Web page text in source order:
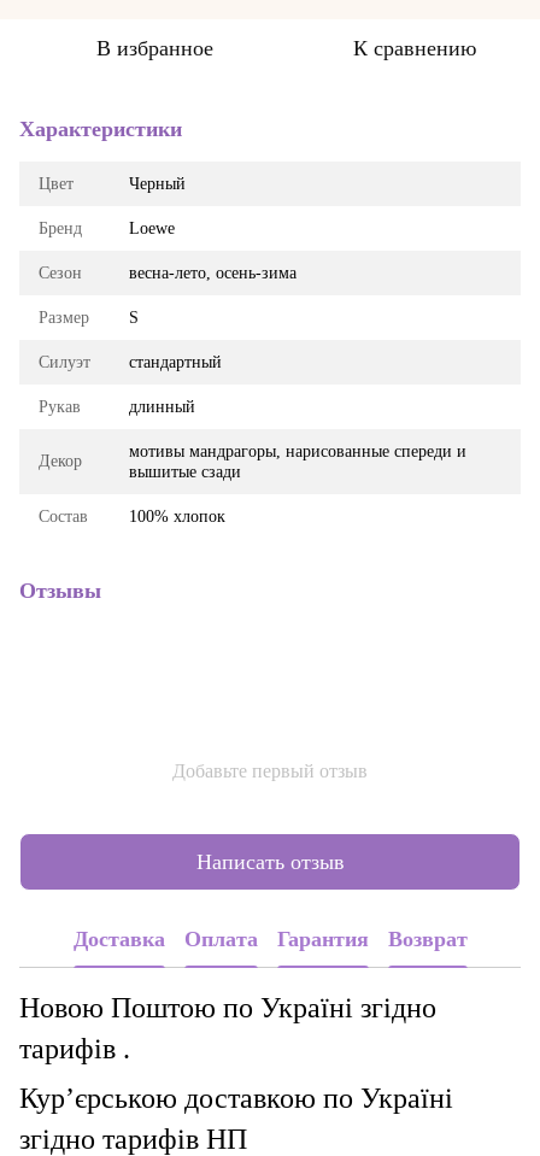
В избранное К сравнению
Характеристики
Цвет Черный
Бренд Loewe
Сезон весна-лето, осень-зима
Размер S
Силуэт стандартный
Рукав длинный
Декор
мотивы мандрагоры, нарисованные спереди и
вышитые сзади
Состав 100% хлопок
Отзывы
Добавьте первый отзыв
Написать отзыв
Доставка Оплата Гарантия Возврат
Новою Поштою по Україні згідно
тарифів .
Кур’єрською доставкою по Україні
згідно тарифів НП